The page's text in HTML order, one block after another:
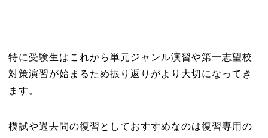
特に受験生はこれから単元ジャンル演習や第一志望校
対策演習が始まるため振り返りがより大切になってき
ます。
模試や過去問の復習としておすすめなのは復習専用の